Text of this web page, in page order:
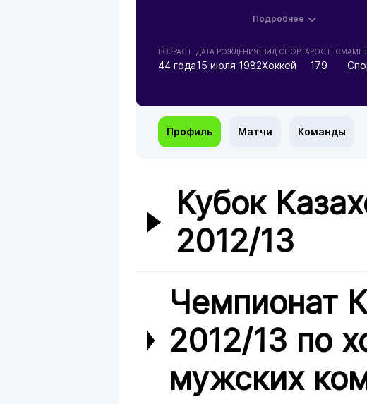
Подробнее
ВОЗРАСТ
44 года
ДАТА РОЖДЕНИЯ
15 июля 1982
ВИД СПОРТА
Хоккей
РОСТ, СМ
179
Профиль Матчи Команды
Кубок
2012/13
Чемпионат
2012/13 по
мужских